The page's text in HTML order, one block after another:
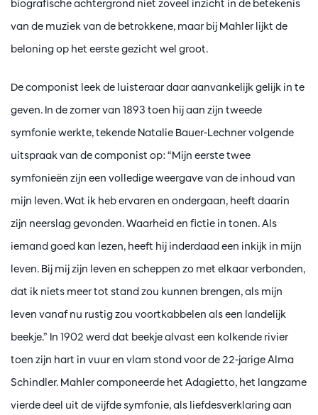
biografische achtergrond niet zoveel inzicht in de betekenis
van de muziek van de betrokkene, maar bij Mahler lijkt de
beloning op het eerste gezicht wel groot.
De componist leek de luisteraar daar aanvankelijk gelijk in te
geven. In de zomer van 1893 toen hij aan zijn tweede
symfonie werkte, tekende Natalie Bauer-Lechner volgende
uitspraak van de componist op: “Mijn eerste twee
symfonieën zijn een volledige weergave van de inhoud van
mijn leven. Wat ik heb ervaren en ondergaan, heeft daarin
zijn neerslag gevonden. Waarheid en fictie in tonen. Als
iemand goed kan lezen, heeft hij inderdaad een inkijk in mijn
leven. Bij mij zijn leven en scheppen zo met elkaar verbonden,
dat ik niets meer tot stand zou kunnen brengen, als mijn
leven vanaf nu rustig zou voortkabbelen als een landelijk
beekje.” In 1902 werd dat beekje alvast een kolkende rivier
toen zijn hart in vuur en vlam stond voor de 22-jarige Alma
Schindler. Mahler componeerde het Adagietto, het langzame
vierde deel uit de vijfde symfonie, als liefdesverklaring aan